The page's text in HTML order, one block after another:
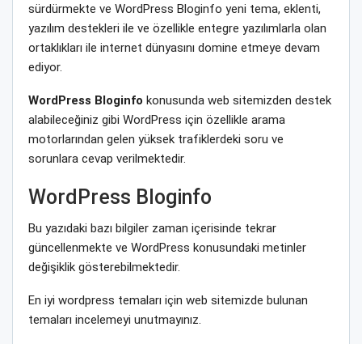
sürdürmekte ve WordPress Bloginfo yeni tema, eklenti,
yazılım destekleri ile ve özellikle entegre yazılımlarla olan
ortaklıkları ile internet dünyasını domine etmeye devam
ediyor.
WordPress Bloginfo konusunda web sitemizden destek
alabileceğiniz gibi WordPress için özellikle arama
motorlarından gelen yüksek trafiklerdeki soru ve
sorunlara cevap verilmektedir.
WordPress Bloginfo
Bu yazıdaki bazı bilgiler zaman içerisinde tekrar
güncellenmekte ve WordPress konusundaki metinler
değişiklik gösterebilmektedir.
En iyi wordpress temaları için web sitemizde bulunan
temaları incelemeyi unutmayınız.